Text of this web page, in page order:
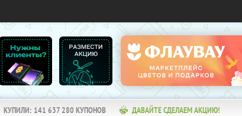
КУПИЛИ: 141 637 280КУПОНОВ ДАВАЙТЕ СДЕЛАЕМ АКЦИЮ!